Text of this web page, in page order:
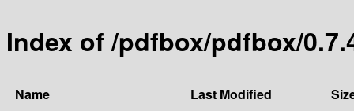
Index of /pdfbox/pdfbox/
Name Last Modified